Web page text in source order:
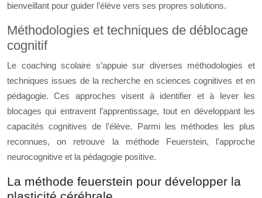
bienveillant pour guider l’élève vers ses propres solutions.
Méthodologies et techniques de déblocage
cognitif
Le coaching scolaire s’appuie sur diverses méthodologies et
techniques issues de la recherche en sciences cognitives et en
pédagogie. Ces approches visent à identifier et à lever les
blocages qui entravent l’apprentissage, tout en développant les
capacités cognitives de l’élève. Parmi les méthodes les plus
reconnues, on retrouve la méthode Feuerstein, l’approche
neurocognitive et la pédagogie positive.
La méthode feuerstein pour développer la